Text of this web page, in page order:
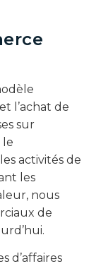
l’achat de
sur
le
activités de
les
nous
de
d’affaires